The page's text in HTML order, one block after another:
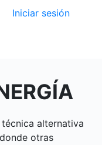
Iniciar sesión
técnica alternativa
otras